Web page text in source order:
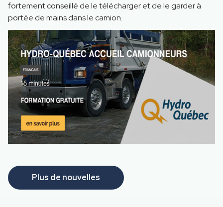
fortement conseillé de le télécharger et de le garder à
portée de mains dans le camion.
Plus de nouvelles